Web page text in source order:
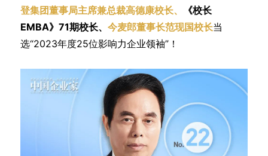
登集团董事局主席兼总裁高德康校长、
《校长
EMBA》71期校长、 今麦郎董事长范现国校长当
选“2023年度25位影响力企业领袖”！